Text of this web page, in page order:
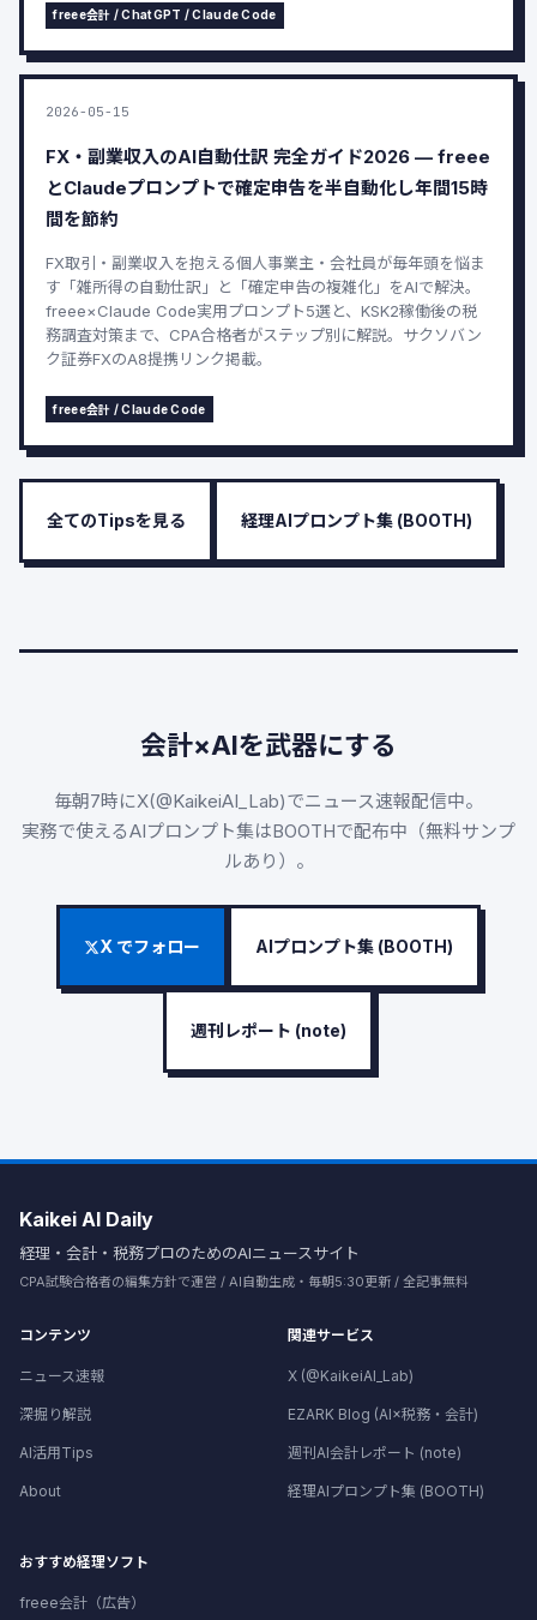
freee会計 / ChatGPT / Claude Code
2026-05-15
FX・副業収入のAI自動仕訳 完全ガイド2026 — freee
とClaudeプロンプトで確定申告を半自動化し年間15時
間を節約
FX取引・副業収入を抱える個人事業主・会社員が毎年頭を悩ま
す「雑所得の自動仕訳」と「確定申告の複雑化」をAIで解決。
freee×Claude Code実用プロンプト5選と、KSK2稼働後の税
務調査対策まで、CPA合格者がステップ別に解説。サクソバン
ク証券FXのA8提携リンク掲載。
freee会計 / Claude Code
全てのTipsを見る 経理AIプロンプト集 (BOOTH)
会計×AIを武器にする
毎朝7時にX(@KaikeiAI_Lab)でニュース速報配信中。
実務で使えるAIプロンプト集はBOOTHで配布中（無料サンプ
ルあり）。
X でフォロー AIプロンプト集 (BOOTH)
週刊レポート (note)
Kaikei AI Daily
経理・会計・税務プロのためのAIニュースサイト
CPA試験合格者の編集方針で運営 / AI自動生成・毎朝5:30更新 / 全記事無料
コンテンツ
ニュース速報
深掘り解説
AI活用Tips
About
関連サービス
X (@KaikeiAI_Lab)
EZARK Blog (AI×税務・会計)
週刊AI会計レポート (note)
経理AIプロンプト集 (BOOTH)
おすすめ経理ソフト
freee会計（広告）